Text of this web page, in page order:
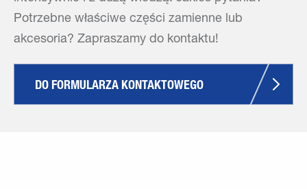
Potrzebne właściwe części zamienne lub
akcesoria? Zapraszamy do kontaktu!
DO FORMULARZA KONTAKTOWEGO